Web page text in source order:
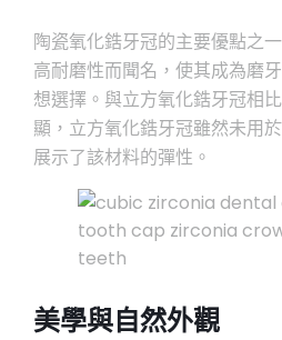
陶瓷氧化鋯牙冠的主要優點之
高耐磨性而聞名，使其成為磨
想選擇。與立方氧化鋯牙冠相
顯，立方氧化鋯牙冠雖然未用
展示了該材料的彈性。
美學與自然外觀